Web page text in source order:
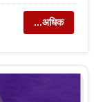
...अधिक